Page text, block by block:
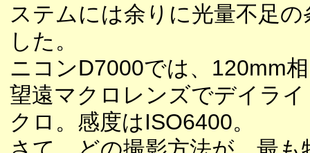
ステムには余りに光量不足の
した。
ニコンD7000では、120mm
望遠マクロレンズでデイラ
クロ。感度はISO6400。